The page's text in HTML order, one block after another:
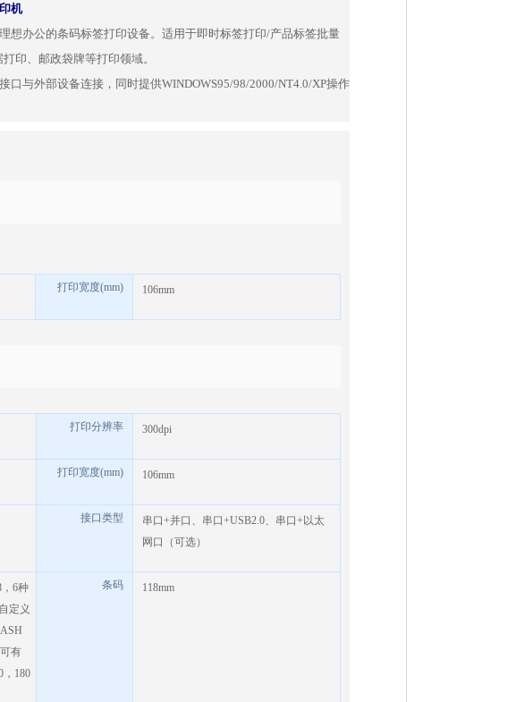
机
想办公的条码标签打印设备。适用于即时标签打印/产品标签批量
印、邮政袋牌等打印领域。
口与外部设备连接，同时提供WINDOWS95/98/2000/NT4.0/XP操作
打印宽度(mm) 106mm
打印分辨率 300dpi
打印宽度(mm) 106mm
接口类型 串口+并口、串口+USB2.0、串口+ 以太
网口（可选）
， 6种
定义
有
， 180
条码 118mm